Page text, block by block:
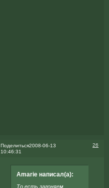
Поделиться 26
2008-06-13
10:46:31
Amarie написал(а):
То есть загоняем